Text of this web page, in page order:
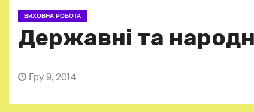
ВИХОВНА РОБОТА
Державні та
Гру 9, 2014